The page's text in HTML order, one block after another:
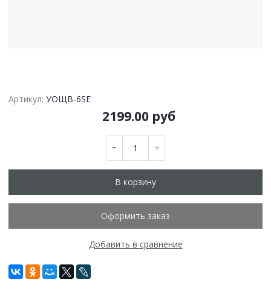
Артикул: УОЩВ-6SE
2199.00 руб
В корзину
Оформить заказ
Добавить в сравнение